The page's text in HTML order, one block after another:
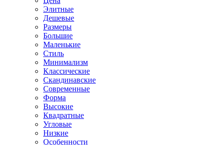
Элитные
Дешевые
Размеры
Большие
Маленькие
Стиль
Минимализм
Классические
Скандинавские
Современные
Форма
Высокие
Квадратные
Угловые
Низкие
Особенности